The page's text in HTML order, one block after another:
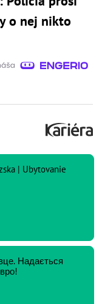
o nej nikto
| Ubytovanie
Надається